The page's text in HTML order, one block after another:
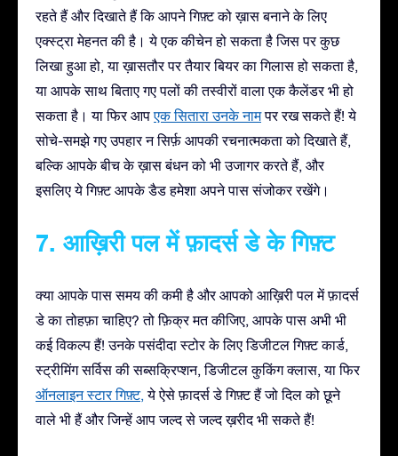
रहते हैं और दिखाते हैं कि आपने गिफ़्ट को ख़ास बनाने के लिए
एक्स्ट्रा मेहनत की है। ये एक कीचेन हो सकता है जिस पर कुछ
लिखा हुआ हो, या ख़ासतौर पर तैयार बियर का गिलास हो सकता है,
या आपके साथ बिताए गए पलों की तस्वीरों वाला एक कैलेंडर भी हो
सकता है। या फिर आपएक सितारा उनके नामपर रख सकते हैं! ये
सोचे-समझे गए उपहार न सिर्फ़ आपकी रचनात्मकता को दिखाते हैं,
बल्कि आपके बीच के ख़ास बंधन को भी उजागर करते हैं, और
इसलिए ये गिफ़्ट आपके डैड हमेशा अपने पास संजोकर रखेंगे।
7. आख़िरी पल में फ़ादर्स डे के गिफ़्ट
क्या आपके पास समय की कमी है और आपको आख़िरी पल में फ़ादर्स
डे का तोहफ़ा चाहिए? तो फ़िक्र मत कीजिए, आपके पास अभी भी
कई विकल्प हैं! उनके पसंदीदा स्टोर के लिए डिजीटल गिफ़्ट कार्ड,
स्ट्रीमिंग सर्विस की सब्सक्रिप्शन, डिजीटल कुकिंग क्लास, या फिर
ऑनलाइन स्टार गिफ़्ट, ये ऐसे फ़ादर्स डे गिफ़्ट हैं जो दिल को छूने
वाले भी हैं और जिन्हें आप जल्द से जल्द ख़रीद भी सकते हैं!